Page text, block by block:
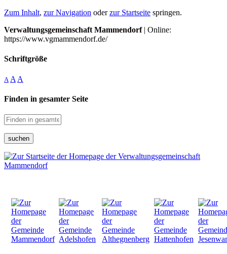
Zum Inhalt, zur Navigation oderzur Startseite springen.
Verwaltungsgemeinschaft Mammendorf| Online:
https://www.vgmammendorf.de/
Schriftgröße
A A A
Finden in gesamter Seite
suchen